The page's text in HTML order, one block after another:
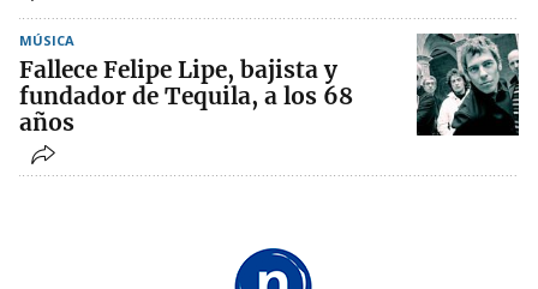
MÚSICA
Fallece Felipe Lipe, bajista y
fundador de Tequila, a los 68
años